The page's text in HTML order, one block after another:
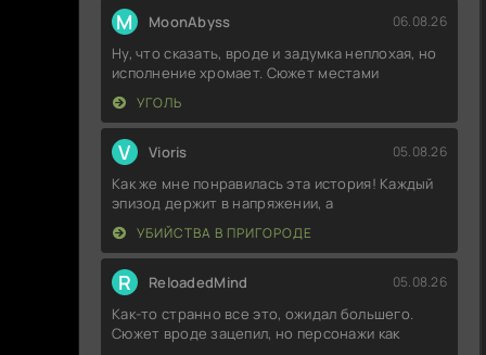
M MoonAbyss 06.08.26
Ну, что сказать, вроде и задумка неплохая, но
исполнение хромает. Сюжет местами
УГОЛЬ
V Vioris 05.08.26
Как же мне понравилась эта история! Каждый
эпизод держит в напряжении, а
УБИЙСТВА В ПРИГОРОДЕ
R ReloadedMind 05.08.26
Как-то странно все это, ожидал большего.
Сюжет вроде зацепил, но персонажи как